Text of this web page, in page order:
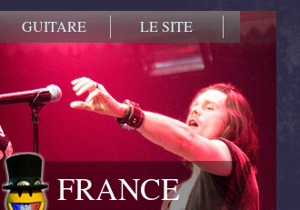
GUITARE LE SITE
FRANCE